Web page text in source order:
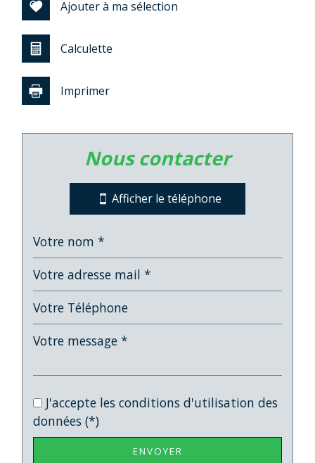
Cinéma
Collège
École maternelle
École primaire
Bibliothèque
Mairie
Presse et Tabac
Ajouter à ma sélection
Calculette
Imprimer
nous contacter
Afficher le téléphone
J'accepte les conditions d'utilisation des
données (*)
ENVOYER